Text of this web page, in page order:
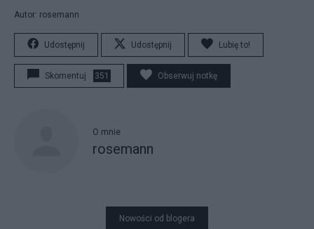
Autor: rosemann
Udostępnij Udostępnij Lubię to!
Skomentuj 351 Obserwuj notkę
O mnie
rosemann
Nowości od blogera